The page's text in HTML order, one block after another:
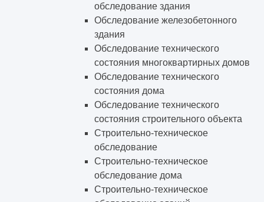
обследование здания
Обследование железобетонного
здания
Обследование технического
состояния многоквартирных домов
Обследование технического
состояния дома
Обследование технического
состояния строительного объекта
Строительно-техническое
обследование
Строительно-техническое
обследование дома
Строительно-техническое